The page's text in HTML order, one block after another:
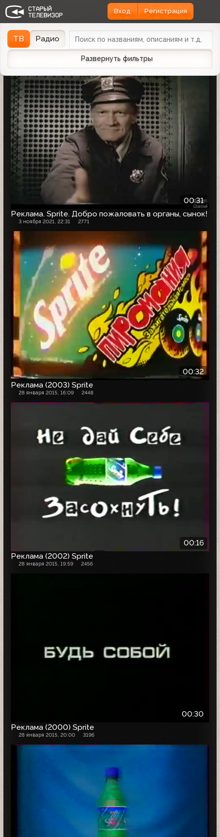
Вход Регистрация
ТВ Радио
Развернуть фильтры
Найдено 8 записей Дата эфираДата заливки
00:31
Реклама. Sprite. Добро пожаловать в органы, сынок!
3 ноября 2021, 22:31 2771
00:32
Реклама (2003) Sprite
28 января 2015, 16:09 2448
00:16
Реклама (2002) Sprite
28 января 2015, 19:59 2456
00:30
Реклама (2000) Sprite
28 января 2015, 20:00 3196